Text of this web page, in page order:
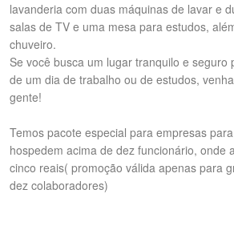
lavanderia com duas máquinas de lavar e
salas de TV e uma mesa para estudos,
chuveiro.
Se você busca um lugar tranquilo e seguro
de um dia de trabalho ou de estudos,
gente!
Temos pacote especial para empresas
hospedem acima de dez funcionário, onde
cinco reais( promoção válida apenas para
dez colaboradores)